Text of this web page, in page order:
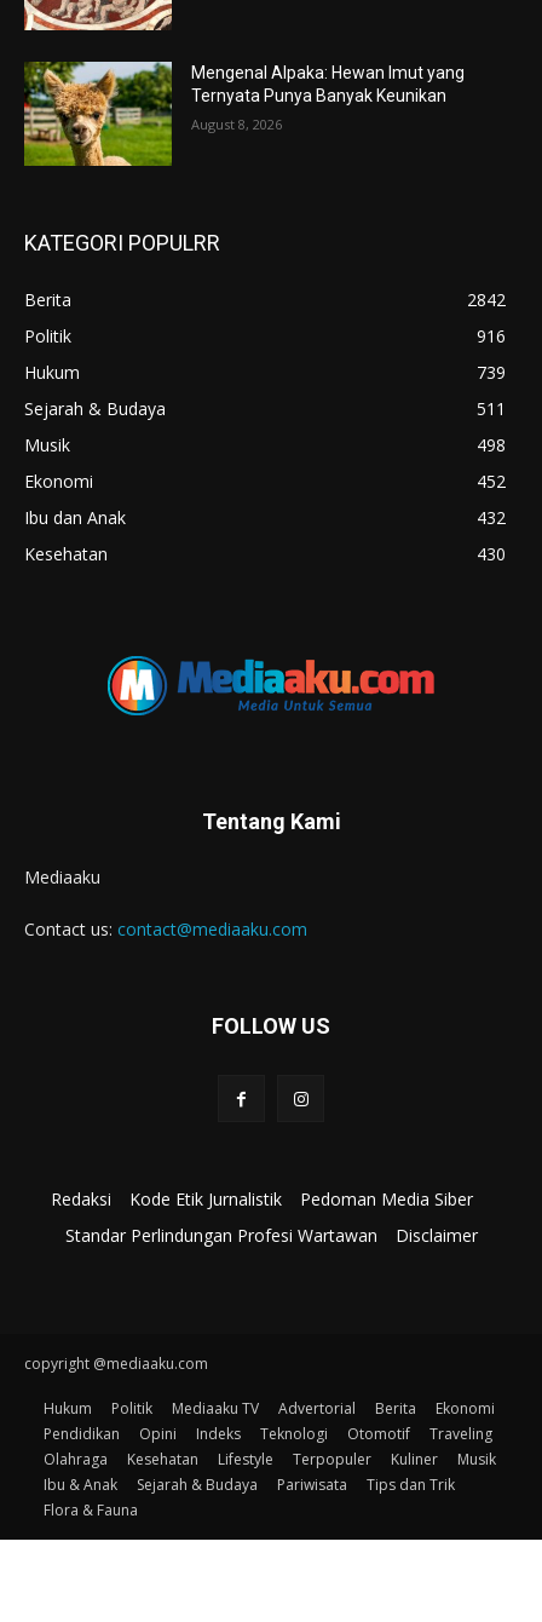
Mengenal Alpaka: Hewan Imut yang
Ternyata Punya Banyak Keunikan
August 8, 2026
KATEGORI POPULRR
Berita
2842
Politik
916
Hukum
739
Sejarah & Budaya
511
Musik
498
Ekonomi
452
Ibu dan Anak
432
Kesehatan
430
Tentang Kami
Mediaaku
Contact us: contact@mediaaku.com
FOLLOW US
Redaksi Kode Etik Jurnalistik
Pedoman Media Siber
Standar Perlindungan Profesi Wartawan
Disclaimer
copyright @mediaaku.com
Hukum Politik Mediaaku TV Advertorial Berita
Ekonomi
Pendidikan
Opini Indeks Teknologi Otomotif
Traveling
Olahraga
Kesehatan Lifestyle Terpopuler Kuliner
Musik
Ibu & Anak
Sejarah & Budaya Pariwisata
Tips dan Trik
Flora & Fauna